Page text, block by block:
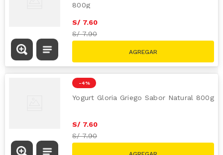
800g
S/ 7.60
S/7.90
-4 %
Yogurt Gloria Griego Sabor Natural 800g
S/ 7.60
S/7.90